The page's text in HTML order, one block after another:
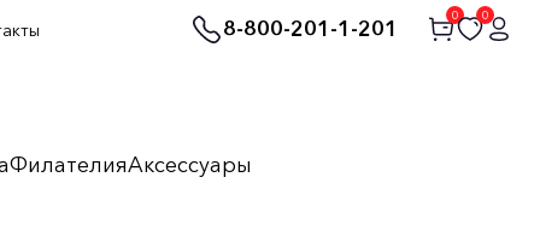
8-800-201-1-201
0 0
ФилателияАксессуары